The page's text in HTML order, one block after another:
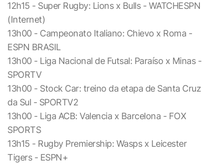
12h15 - Super Rugby: Lions x Bulls - WATCHESPN
(Internet)
13h00 - Campeonato Italiano: Chievo x Roma -
ESPN BRASIL
13h00 - Liga Nacional de Futsal: Paraíso x Minas -
SPORTV
13h00 - Stock Car: treino da etapa de Santa Cruz
da Sul - SPORTV2
13h00 - Liga ACB: Valencia x Barcelona - FOX
SPORTS
13h15 - Rugby Premiership: Wasps x Leicester
Tigers - ESPN+